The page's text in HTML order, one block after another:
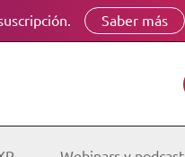
Saber más